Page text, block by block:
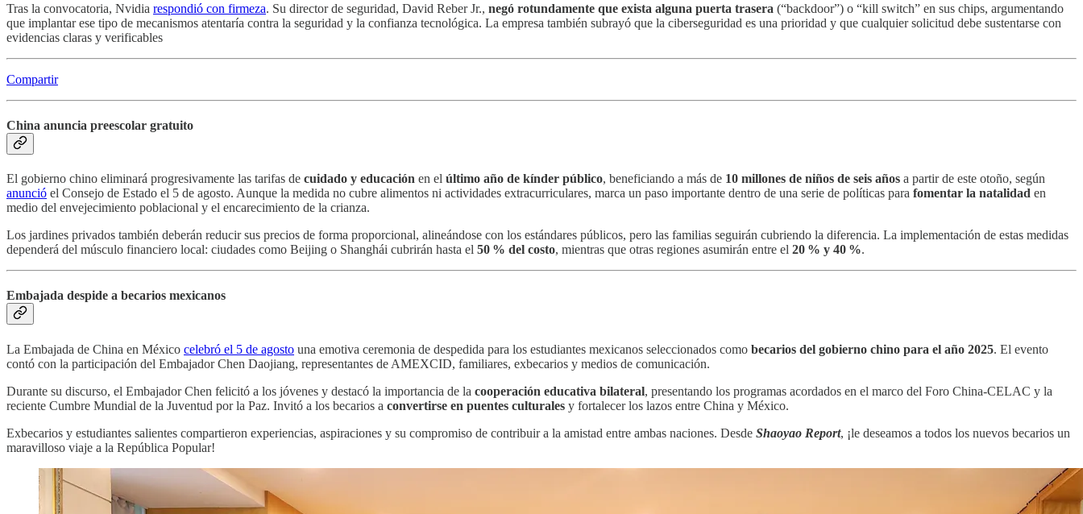
Tras la convocatoria, Nvidia respondió con firmeza. Su director de seguridad, David Reber Jr., negó rotundamente que exista alguna puerta trasera (“backdoor”) o “kill switch” en sus chips, argumentando
que implantar ese tipo de mecanismos atentaría contra la seguridad y la confianza tecnológica. La empresa también subrayó que la ciberseguridad es una prioridad y que cualquier solicitud debe sustentarse con
evidencias claras y verificables
Compartir
China anuncia preescolar gratuito
El gobierno chino eliminará progresivamente las tarifas de cuidado y educación en el último año de kínder público, beneficiando a más de 10 millones de niños de seis años a partir de este otoño, según
anunció el Consejo de Estado el 5 de agosto. Aunque la medida no cubre alimentos ni actividades extracurriculares, marca un paso importante dentro de una serie de políticas para fomentar la natalidad en
medio del envejecimiento poblacional y el encarecimiento de la crianza.
Los jardines privados también deberán reducir sus precios de forma proporcional, alineándose con los estándares públicos, pero las familias seguirán cubriendo la diferencia. La implementación de estas medidas
dependerá del músculo financiero local: ciudades como Beijing o Shanghái cubrirán hasta el 50 % del costo, mientras que otras regiones asumirán entre el 20 % y 40 %.
Embajada despide a becarios mexicanos
La Embajada de China en México celebró el 5 de agosto una emotiva ceremonia de despedida para los estudiantes mexicanos seleccionados como becarios del gobierno chino para el año 2025. El evento
contó con la participación del Embajador Chen Daojiang, representantes de AMEXCID, familiares, exbecarios y medios de comunicación.
Durante su discurso, el Embajador Chen felicitó a los jóvenes y destacó la importancia de la cooperación educativa bilateral, presentando los programas acordados en el marco del Foro China‑CELAC y la
reciente Cumbre Mundial de la Juventud por la Paz. Invitó a los becarios a convertirse en puentes culturales y fortalecer los lazos entre China y México.
Exbecarios y estudiantes salientes compartieron experiencias, aspiraciones y su compromiso de contribuir a la amistad entre ambas naciones. Desde Shaoyao Report, ¡le deseamos a todos los nuevos becarios un
maravilloso viaje a la República Popular!